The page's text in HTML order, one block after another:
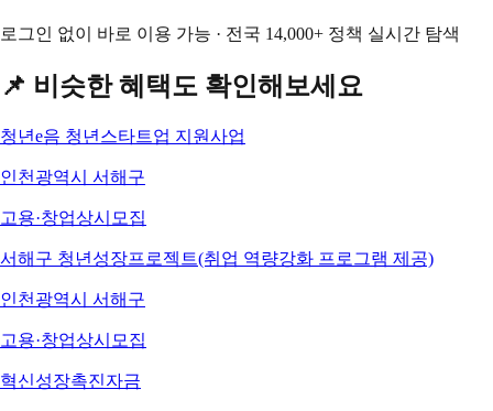
로그인 없이 바로 이용 가능 · 전국 14,000+ 정책 실시간 탐색
📌 비슷한 혜택도 확인해보세요
청년e음 청년스타트업 지원사업
인천광역시 서해구
고용·창업상시모집
서해구 청년성장프로젝트(취업 역량강화 프로그램 제공)
인천광역시 서해구
고용·창업상시모집
혁신성장촉진자금